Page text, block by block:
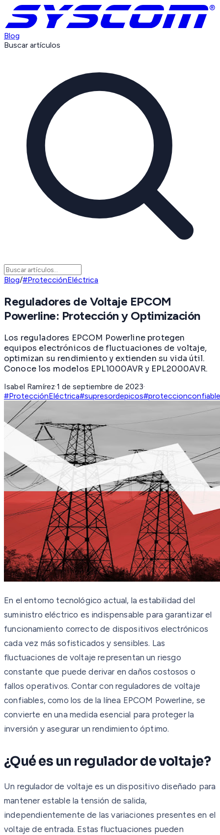
Blog
Buscar artículos
Blog/#ProtecciónEléctrica
Reguladores de Voltaje EPCOM
Powerline: Protección y Optimización
Los reguladores EPCOM Powerline protegen
equipos electrónicos de fluctuaciones de voltaje,
optimizan su rendimiento y extienden su vida útil.
Conoce los modelos EPL1000AVR y EPL2000AVR.
Isabel Ramírez·1 de septiembre de 2023·
#ProtecciónEléctrica#supresordepicos#proteccionconfiable
En el entorno tecnológico actual, la estabilidad del
suministro eléctrico es indispensable para garantizar el
funcionamiento correcto de dispositivos electrónicos
cada vez más sofisticados y sensibles. Las
fluctuaciones de voltaje representan un riesgo
constante que puede derivar en daños costosos o
fallos operativos. Contar con reguladores de voltaje
confiables, como los de la línea EPCOM Powerline, se
convierte en una medida esencial para proteger la
inversión y asegurar un rendimiento óptimo.
¿Qué es un regulador de voltaje?
Un regulador de voltaje es un dispositivo diseñado para
mantener estable la tensión de salida,
independientemente de las variaciones presentes en el
voltaje de entrada. Estas fluctuaciones pueden